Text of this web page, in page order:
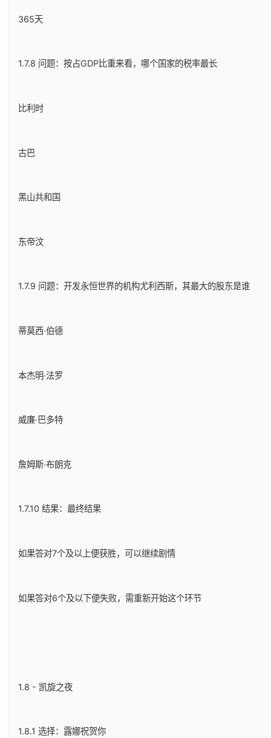
365天
1.7.8 问题：按占GDP比重来看，哪个国家的税率最长
比利时
古巴
黑山共和国
东帝汶
1.7.9 问题：开发永恒世界的机构尤利西斯，其最大的股东是谁
蒂莫西·伯德
本杰明·法罗
威廉·巴多特
詹姆斯·布朗克
1.7.10 结果：最终结果
如果答对7个及以上便获胜，可以继续剧情
如果答对6个及以下便失败，需重新开始这个环节
1.8 - 凯旋之夜
1.8.1 选择：露娜祝贺你